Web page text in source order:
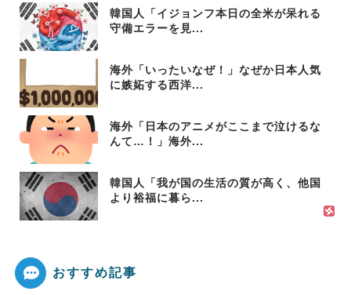
韓国人「イジョンフ本日の全米が呆れる
守備エラーを見...
海外「いったいなぜ！」なぜか日本人気
に嫉妬する西洋...
海外「日本のアニメがここまで泣けるな
んて…！」海外...
韓国人「我が国の生活の質が高く、他国
より裕福に暮ら...
おすすめ記事